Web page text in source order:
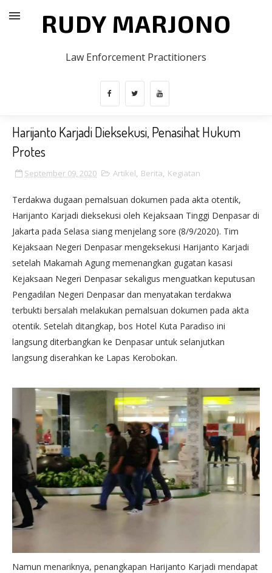
RUDY MARJONO
Law Enforcement Practitioners
Harijanto Karjadi Dieksekusi, Penasihat Hukum
Protes
September 09, 2020 Artikel, Berita, Kegiatan
Terdakwa dugaan pemalsuan dokumen pada akta otentik,
Harijanto Karjadi dieksekusi oleh Kejaksaan Tinggi Denpasar di
Jakarta pada Selasa siang menjelang sore (8/9/2020). Tim
Kejaksaan Negeri Denpasar mengeksekusi Harijanto Karjadi
setelah Makamah Agung memenangkan gugatan kasasi
Kejaksaan Negeri Denpasar sekaligus menguatkan keputusan
Pengadilan Negeri Denpasar dan menyatakan terdakwa
terbukti bersalah melakukan pemalsuan dokumen pada akta
otentik. Setelah ditangkap, bos Hotel Kuta Paradiso ini
langsung diterbangkan ke Denpasar untuk selanjutkan
langsung diserahkan ke Lapas Kerobokan.
Namun menariknya, penangkapan Harijanto Karjadi mendapat